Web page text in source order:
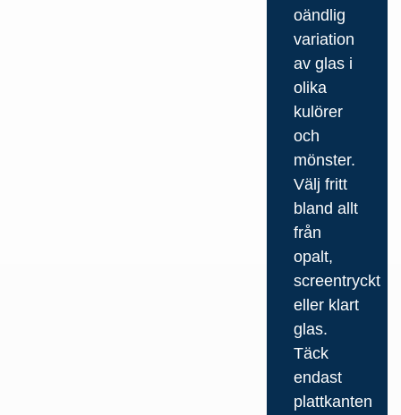
oändlig
variation
av glas i
olika
kulörer
och
mönster.
Välj fritt
bland allt
från
opalt,
screentryckt
eller klart
glas.
Täck
endast
plattkanten